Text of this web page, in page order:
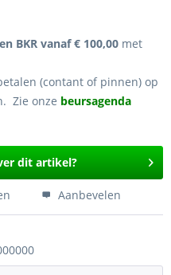
BKR vanaf € 100,00 met
(contant of pinnen) op
Zie onze beursagenda
dit artikel?
Aanbevelen